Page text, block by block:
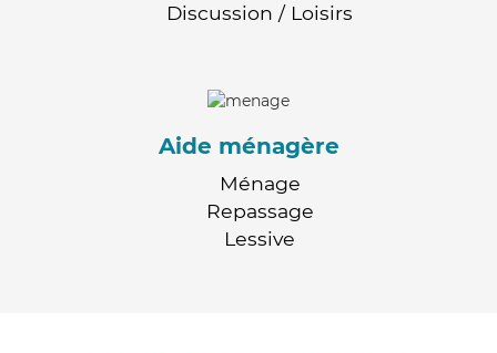
Discussion / Loisirs
Aide ménagère
Ménage
Repassage
Lessive